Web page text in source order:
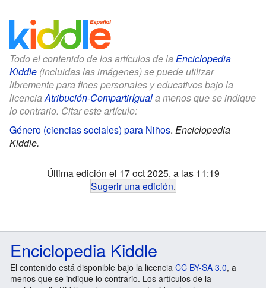
Todo el contenido de los artículos de la Enciclopedia
Kiddle (incluidas las imágenes) se puede utilizar
libremente para fines personales y educativos bajo la
licenciaAtribución-CompartirIguala menos que se indique
lo contrario. Citar este artículo:
Género (ciencias sociales) para Niños. Enciclopedia
Kiddle.
Última edición el 17 oct 2025, a las 11:19
Sugerir una edición.
Enciclopedia Kiddle
El contenido está disponible bajo la licencia CC BY-SA 3.0, a
menos que se indique lo contrario. Los artículos de la